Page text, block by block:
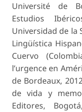
Université de
Estudios
Universidad de la
Lingüística
Cuervo
l’urgence en
de Bordeaux,
de vida y
Editores,